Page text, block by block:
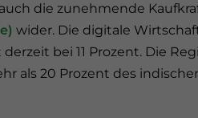
die zunehmende
wider. Die digitale
bei 11 Prozent. Die
als 20 Prozent des